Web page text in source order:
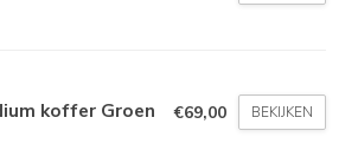
koffer Groen €69,00 BEKIJKEN